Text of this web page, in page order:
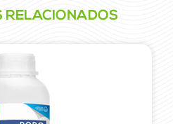
RELACIONADOS